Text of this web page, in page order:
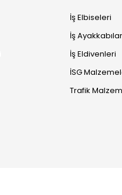
İş Elbiseleri
İş
İş Eldivenleri
İSG
Trafik